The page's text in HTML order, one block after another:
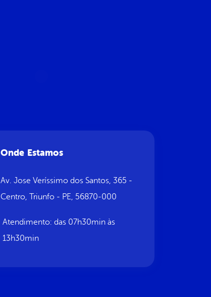
Onde Estamos
Av. Jose Veríssimo dos Santos, 365 -
Centro, Triunfo - PE, 56870-000
Atendimento: das 07h30min às
13h30min